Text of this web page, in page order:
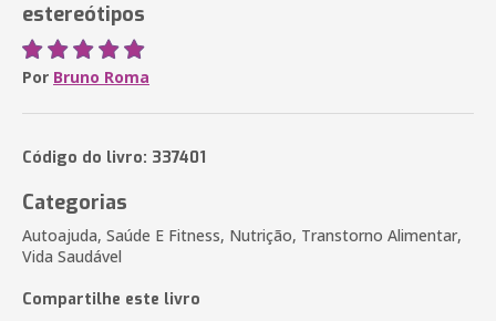
estereótipos
Por Bruno Roma
Código do livro: 337401
Categorias
Autoajuda, Saúde E Fitness, Nutrição, Transtorno Alimentar,
Vida Saudável
Compartilhe este livro